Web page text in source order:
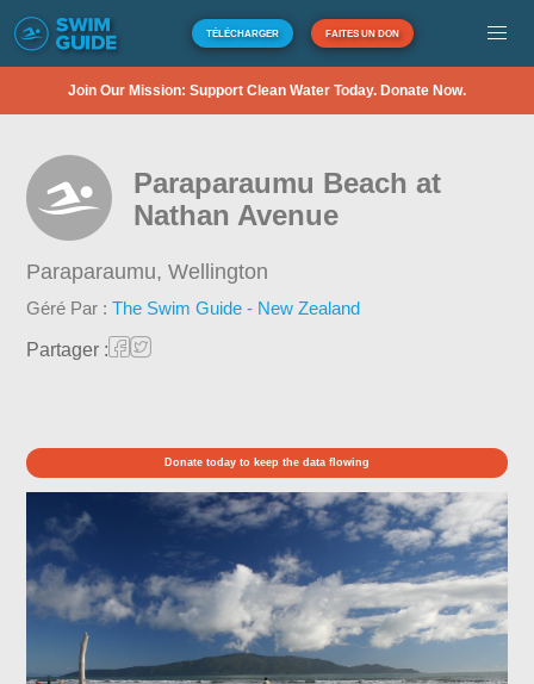
TÉLÉCHARGER FAITES UN DON
Join Our Mission: Support Clean Water Today. Donate Now.
Paraparaumu Beach at
Nathan Avenue
Paraparaumu,Wellington
Géré Par :The Swim Guide - New Zealand
Partager :
Donate today to keep the data flowing